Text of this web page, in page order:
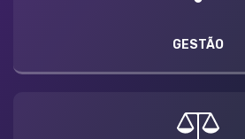
GESTÃO